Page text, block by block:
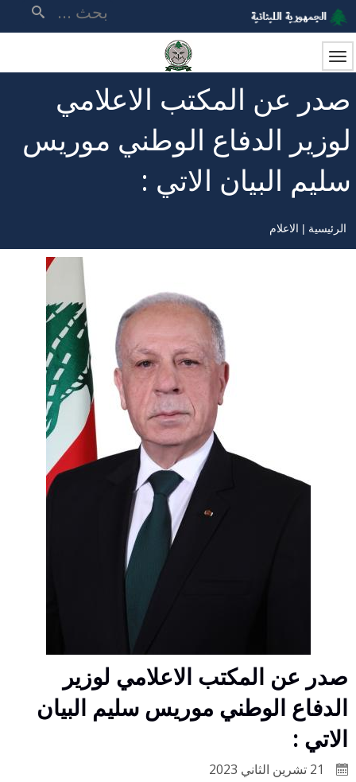
تجاوز
إلى
المحتوى
الرئيسي
صدر عن المكتب الاعلامي
لوزير الدفاع الوطني موريس
سليم البيان الاتي :
مسار
الرئيسية الاعلام
صدر عن المكتب الاعلامي لوزير
الدفاع الوطني موريس سليم البيان
الاتي :